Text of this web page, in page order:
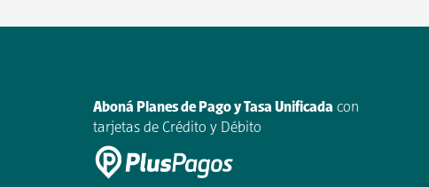
Aboná Planes de Pago y Tasa Unificada con
tarjetas de Crédito y Débito